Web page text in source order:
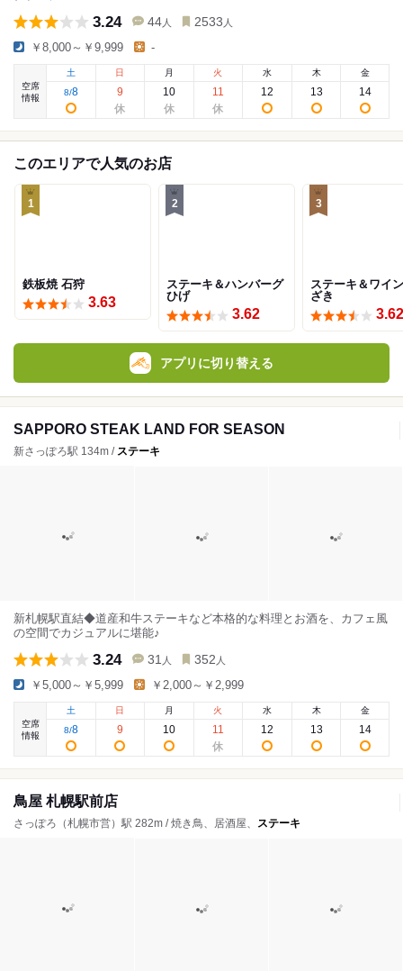
3.24 44 人 2533 人
￥8,000～￥9,999 -
空席
情報
土
8/8
日
9
月
10
火
11
水
12
木
13
金
14
このエリアで人気のお店
1
鉄板焼 石狩
3.63
2
ステーキ＆ハンバーグ
ひげ
3.62
3
ステーキ＆ワイ
ざき
3.62
アプリに切り替える
SAPPORO STEAK LAND FOR SEASON
新さっぽろ駅 134m / ステーキ
新札幌駅直結◆道産和牛ステーキなど本格的な料理とお酒を、カフェ風
の空間でカジュアルに堪能♪
3.24 31 人 352 人
￥5,000～￥5,999 ￥2,000～￥2,999
空席
情報
土
8/8
日
9
月
10
火
11
水
12
木
13
金
14
鳥屋 札幌駅前店
さっぽろ（札幌市営）駅 282m / 焼き鳥、居酒屋、 ステーキ